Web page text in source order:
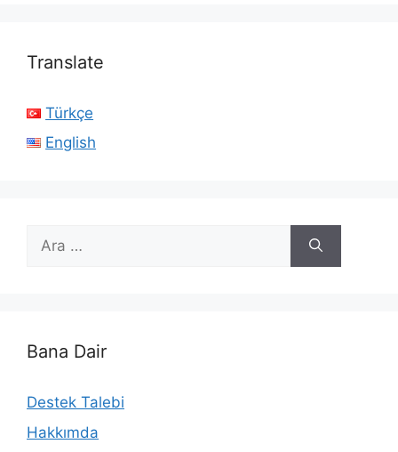
Translate
Türkçe
English
için
Bana Dair
Destek Talebi
Hakkımda